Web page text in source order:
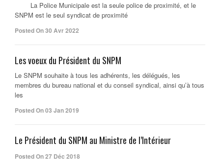
La Police Municipale est la seule police de proximité, et le
SNPM est le seul syndicat de proximité
Posted On 30 Avr 2022
Les voeux du Président du SNPM
Le SNPM souhaite à tous les adhérents, les délégués, les
membres du bureau national et du conseil syndical, ainsi qu’à tous
les
Posted On 03 Jan 2019
Le Président du SNPM au Ministre de l’Intérieur
Posted On 27 Déc 2018